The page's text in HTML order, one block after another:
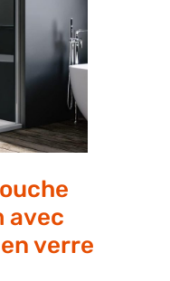
avec
verre